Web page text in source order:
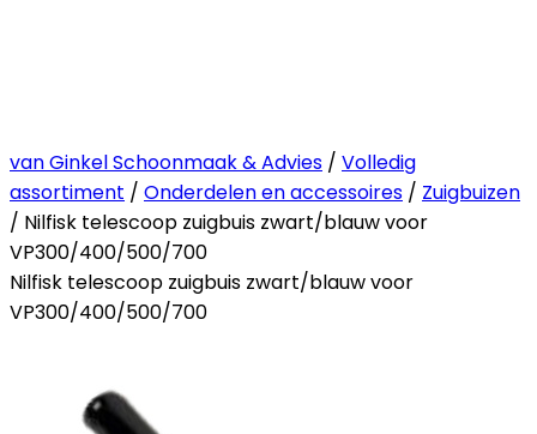
van Ginkel Schoonmaak & Advies / Volledig
assortiment / Onderdelen en accessoires / Zuigbuizen
/ Nilfisk telescoop zuigbuis zwart/blauw voor
VP300/400/500/700
Nilfisk telescoop zuigbuis zwart/blauw voor
VP300/400/500/700